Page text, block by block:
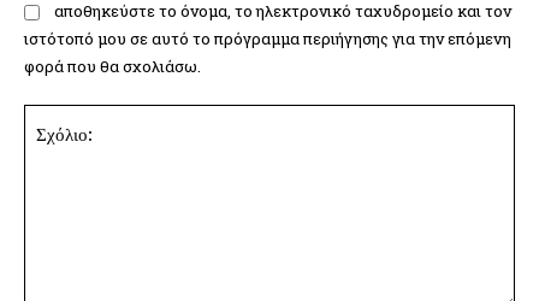
αποθηκεύστε το όνομα, το ηλεκτρονικό ταχυδρομείο και τον
ιστότοπό μου σε αυτό το πρόγραμμα περιήγησης για την επόμενη
φορά που θα σχολιάσω.